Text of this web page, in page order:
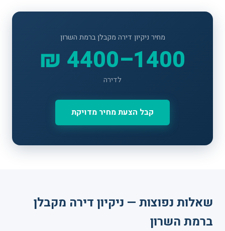
מחיר ניקיון דירה מקבלן ברמת השרון
1400–4400 ₪
לדירה
קבל הצעת מחיר מדויקת
שאלות נפוצות — ניקיון דירה מקבלן
ברמת השרון